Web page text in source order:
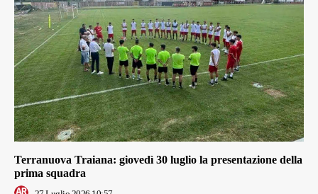
Terranuova Traiana: giovedì 30 luglio la presentazione della
prima squadra